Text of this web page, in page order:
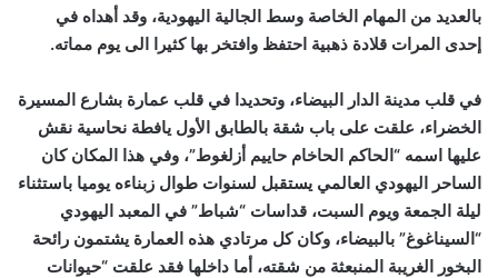
بالعديد من المهام الخاصة وسط الجالية اليهودية، وقد أهداه في
إحدى المرات قلادة ذهبية احتفظ وافتخر بها كثيرا الى يوم مماته.
في قلب مدينة الدار البيضاء، وتحديدا في قلب عمارة بشارع المسيرة
الخضراء، علقت على باب شقة بالطابق الأول يافطة نحاسية نقش
عليها اسمه “الحاكم الحاخام حاييم أزلغوط”، وفي هذا المكان كان
الساحر اليهودي العالمي يستقبل لسنوات طوال زبناءه يوميا باستثناء
ليلة الجمعة ويوم السبت، قداسات “شباط” في المعبد اليهودي
“السيناغوغ” بالبيضاء، وكان كل مرتادي هذه العمارة يشتمون رائحة
البخور الغريبة المنبعثة من شقته، أما داخلها فقد علقت “حيوانات